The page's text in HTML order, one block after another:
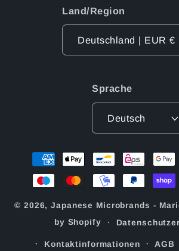
Land/Region
Deutschland | EUR €
Sprache
Deutsch
Zahlungsmethoden
© 2026,Japanese Microbrands -
by Shopify
Kontaktinformationen AGB